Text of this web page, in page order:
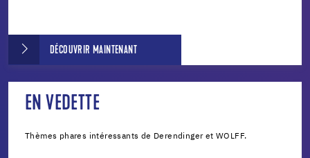
DÉCOUVRIR MAINTENANT
EN VEDETTE
Thèmes phares intéressants de Derendinger et WOLFF.